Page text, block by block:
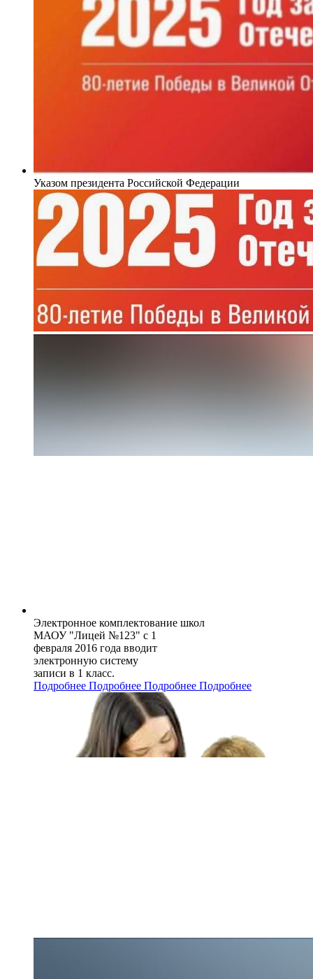
Указом президента Российской Федерации
Электронное комплектование школ
МАОУ "Лицей №123" с 1
февраля 2016 года вводит
электронную систему
записи в 1 класс.
Подробнее Подробнее Подробнее Подробнее